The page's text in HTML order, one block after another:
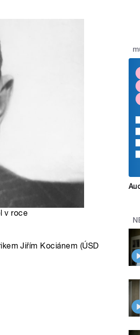
v roce
Jiřím Kociánem (ÚSD